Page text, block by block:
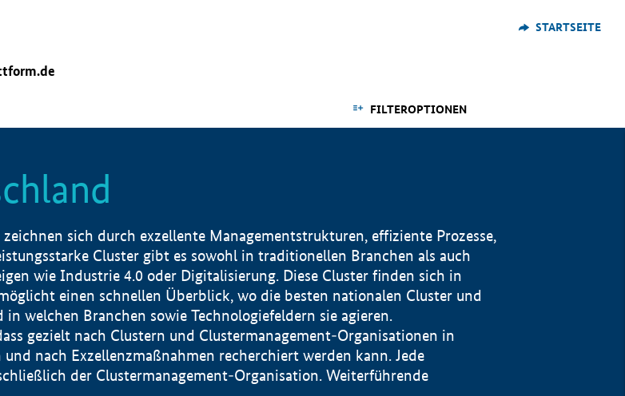
STARTSEITE
FILTEROPTIONEN
sich durch exzellente Managementstrukturen, effiziente Prozesse,
Cluster gibt es sowohl in traditionellen Branchen als auch
wie Industrie 4.0 oder Digitalisierung. Diese Cluster finden sich in
einen schnellen Überblick, wo die besten nationalen Cluster und
welchen Branchen sowie Technologiefeldern sie agieren.
gezielt nach Clustern und Clustermanagement-Organisationen in
nach Exzellenzmaßnahmen recherchiert werden kann. Jede
der Clustermanagement-Organisation. Weiterführende